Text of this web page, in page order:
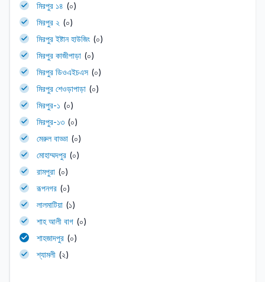
মিরপুর ১৪ (০)
মিরপুর ২ (০)
মিরপুর ইষ্টান হাউজিং (০)
মিরপুর কাজীপাড়া (০)
মিরপুর ডিওএইচএস (০)
মিরপুর শেওড়াপাড়া (০)
মিরপুর-১ (০)
মিরপুর-১৩ (০)
মেরুল বাড্ডা (০)
মোহাম্মদপুর (০)
রামপুরা (০)
রূপনগর (০)
লালমাটিয়া (১)
শাহ আলী বাগ (০)
শাহজাদপুর (০)
শ্যামলী (২)